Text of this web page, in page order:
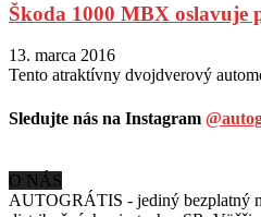
Škoda 1000 MBX oslavuje
13. marca 2016
Tento atraktívny dvojdverový
Sledujte nás na Instagram
O NÁS
AUTOGRÁTIS - jediný bezplatný